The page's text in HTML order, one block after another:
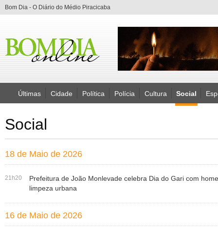
Bom Dia - O Diário do Médio Piracicaba
Últimas Cidade Política Polícia Cultura Social
Social
18 de Maio de 2026
21h20
Prefeitura de João Monlevade celebra Dia do Gari com
limpeza urbana
16 de Maio de 2026